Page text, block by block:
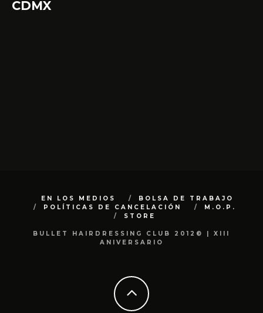
CDMX
EN LOS MEDIOS
BOLSA DE TRABAJO
POLÍTICAS DE CANCELACIÓN
M.O.P.
STORE
BULLET HAIRDRESSING CLUB 2012© | XIII
ANIVERSARIO